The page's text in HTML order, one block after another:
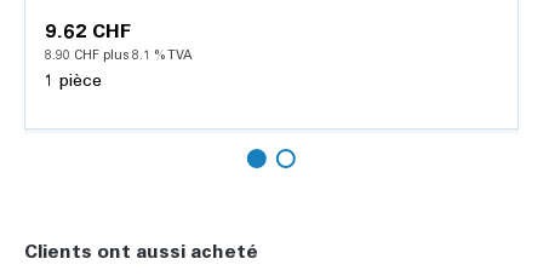
9.62 CHF
8.90 CHF plus 8.1 % TVA
1 pièce
Clients ont aussi acheté